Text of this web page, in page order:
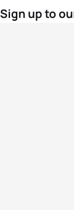
Sign up to